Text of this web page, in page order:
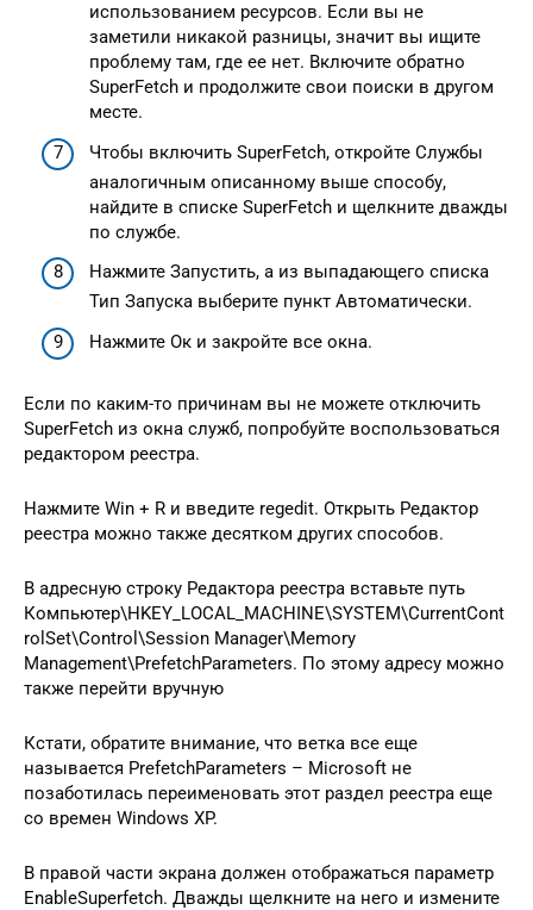
использованием ресурсов. Если вы не
заметили никакой разницы, значит вы ищите
проблему там, где ее нет. Включите обратно
SuperFetch и продолжите свои поиски в другом
месте.
Чтобы включить SuperFetch, откройте Службы
аналогичным описанному выше способу,
найдите в списке SuperFetch и щелкните дважды
по службе.
Нажмите Запустить, а из выпадающего списка
Тип Запуска выберите пункт Автоматически.
Нажмите Ок и закройте все окна.
Если по каким-то причинам вы не можете отключить
SuperFetch из окна служб, попробуйте воспользоваться
редактором реестра.
Нажмите Win + R и введите regedit. Открыть Редактор
реестра можно также десятком других способов.
В адресную строку Редактора реестра вставьте путь
Компьютер\HKEY_LOCAL_MACHINE\SYSTEM\CurrentCont
rolSet\Control\Session Manager\Memory
Management\PrefetchParameters. По этому адресу можно
также перейти вручную
Кстати, обратите внимание, что ветка все еще
называется PrefetchParameters – Microsoft не
позаботилась переименовать этот раздел реестра еще
со времен Windows XP.
В правой части экрана должен отображаться параметр
EnableSuperfetch. Дважды щелкните на него и измените